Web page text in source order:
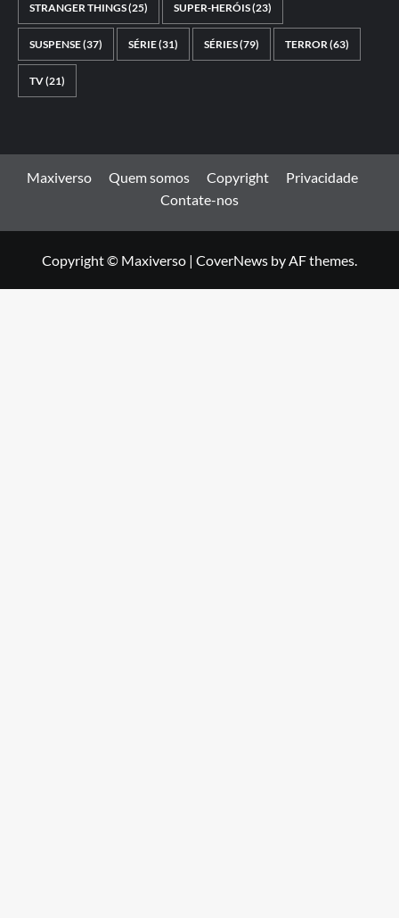
STRANGER THINGS(25) SUPER-HERÓIS(23)
SUSPENSE(37) SÉRIE(31) SÉRIES(79) TERROR(63)
TV(21)
Maxiverso Quem somos Copyright
Privacidade
Contate-nos
Copyright © Maxiverso | CoverNews by AF themes.